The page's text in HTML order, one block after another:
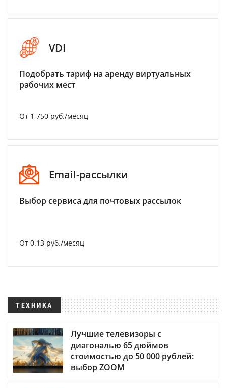
VDI
Подобрать тариф на аренду виртуальных
рабочих мест
От 1 750 руб./месяц
Email-рассылки
Выбор сервиса для почтовых рассылок
От 0.13 руб./месяц
ТЕХНИКА
Лучшие телевизоры с
диагональю 65 дюймов
стоимостью до 50 000 рублей:
выбор ZOOM